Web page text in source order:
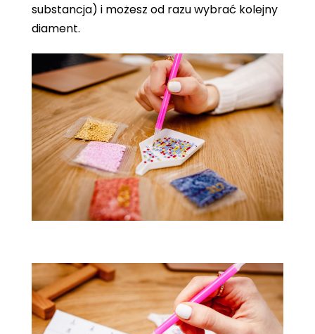
substancja) i możesz od razu wybrać kolejny
diament.